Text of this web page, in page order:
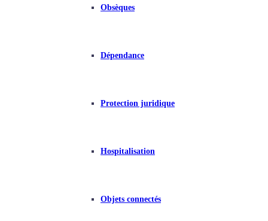
Obsèques
Dépendance
Protection juridique
Hospitalisation
Objets connectés